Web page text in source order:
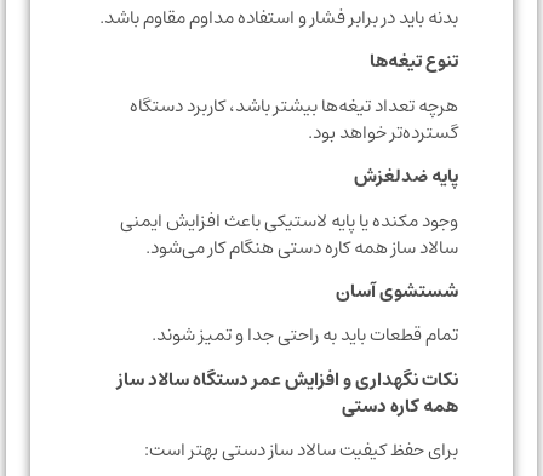
بدنه باید در برابر فشار و استفاده مداوم مقاوم باشد.
تنوع تیغه‌ها
هرچه تعداد تیغه‌ها بیشتر باشد، کاربرد دستگاه
گسترده‌تر خواهد بود.
پایه ضدلغزش
وجود مکنده یا پایه لاستیکی باعث افزایش ایمنی
سالاد ساز همه کاره دستی هنگام کار می‌شود.
شستشوی آسان
تمام قطعات باید به راحتی جدا و تمیز شوند.
نکات نگهداری و افزایش عمر دستگاه سالاد ساز
همه کاره دستی
برای حفظ کیفیت سالاد ساز دستی بهتر است: